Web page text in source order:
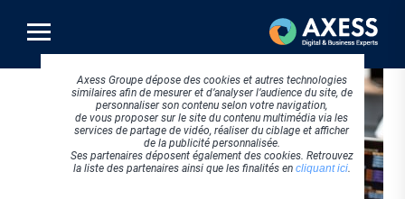
contenu
principal
Axess Groupe dépose des cookies et autres technologies
similaires afin de mesurer et d’analyser l’audience du site, de
personnaliser son contenu selon votre navigation,
de vous proposer sur le site du contenu multimédia via les
services de partage de vidéo, réaliser du ciblage et afficher
de la publicité personnalisée.
Ses partenaires déposent également des cookies. Retrouvez
la liste des partenaires ainsi que les finalités en cliquant ici.